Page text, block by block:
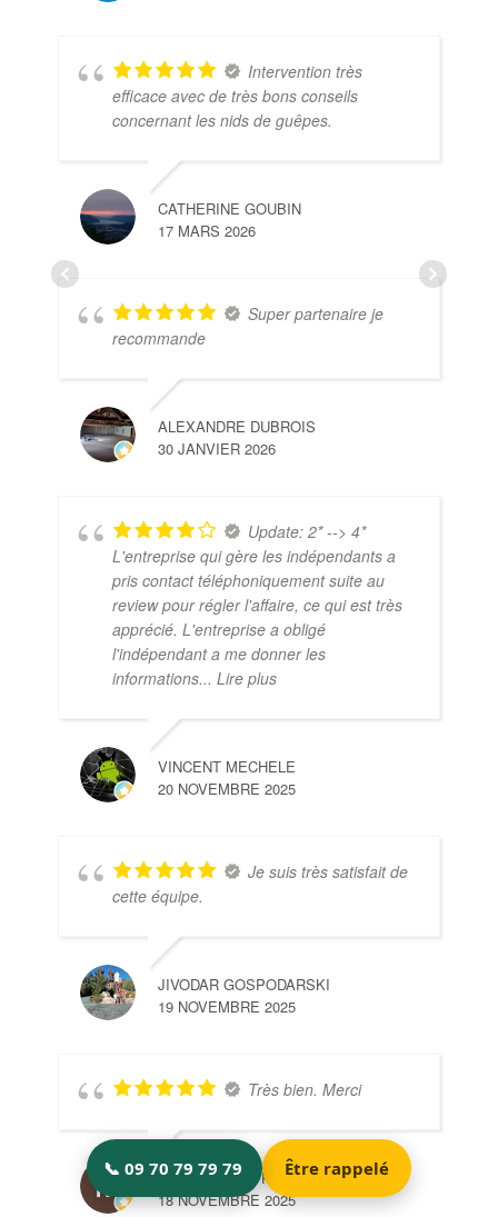
Intervention très
efficace avec de très bons conseils
concernant les nids de guêpes.
CATHERINE GOUBIN
17 MARS 2026
Super partenaire je
recommande
ALEXANDRE DUBROIS
30 JANVIER 2026
Update: 2* --> 4*
L'entreprise qui gère les indépendants a
pris contact téléphoniquement suite au
review pour régler l'affaire, ce qui est très
apprécié. L'entreprise a obligé
l'indépendant a me donner les
informations... Lire plus
VINCENT MECHELE
20 NOVEMBRE 2025
Je suis très satisfait de
cette équipe.
JIVODAR GOSPODARSKI
19 NOVEMBRE 2025
Très bien. Merci
MARY ET SÈB PEREIRA
18 NOVEMBRE 2025